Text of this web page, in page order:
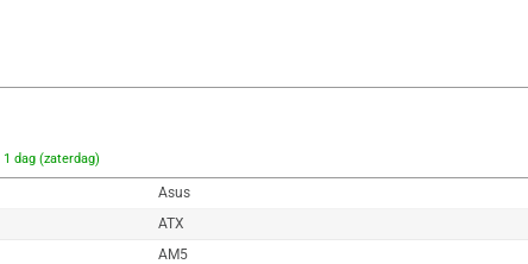
1 dag (zaterdag)
Asus
ATX
AM5